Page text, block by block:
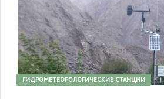
ГИДРОМЕТЕОРОЛОГИЧЕСКИЕ СТАНЦИИ